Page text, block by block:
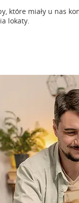
które miały u nas
lokaty.